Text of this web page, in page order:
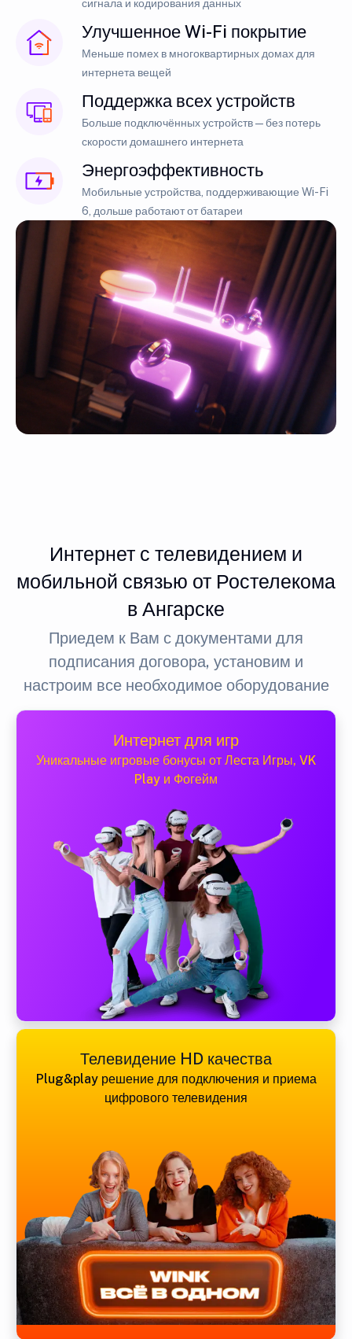
сигнала и кодирования данных
Улучшенное Wi-Fi покрытие
Меньше помех в многоквартирных домах для
интернета вещей
Поддержка всех устройств
Больше подключённых устройств — без потерь
скорости домашнего интернета
Энергоэффективность
Мобильные устройства, поддерживающие Wi-Fi
6, дольше работают от батареи
Интернет с телевидением и
мобильной связью от Ростелекома
в Ангарске
Приедем к Вам с документами для
подписания договора, установим и
настроим все необходимое оборудование
Интернет для игр
Уникальные игровые бонусы от Леста Игры, VK
Play и Фогейм
Телевидение HD качества
Plug&play решение для подключения и приема
цифрового телевидения